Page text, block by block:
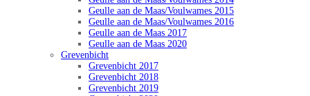
Geulle aan de Maas/Voulwames 2015
Geulle aan de Maas/Voulwames 2016
Geulle aan de Maas 2017
Geulle aan de Maas 2020
Grevenbicht
Grevenbicht 2017
Grevenbicht 2018
Grevenbicht 2019